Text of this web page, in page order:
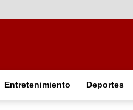
Entretenimiento Deportes